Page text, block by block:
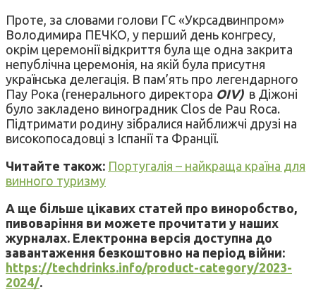
Проте, за словами голови ГС «Укрсадвинпром»
Володимира ПЕЧКО, у перший день конгресу,
окрім церемонії відкриття була ще одна закрита
непублічна церемонія, на якій була присутня
українська делегація. В пам’ять про легендарного
Пау Рока (генерального директора OIV)в Діжоні
було закладено виноградник Clos de Pau Roca.
Підтримати родину зібралися найближчі друзі на
високопосадовці з Іспанії та Франції.
Читайте також: Португалія – найкраща країна для
винного туризму
А ще більше цікавих статей про виноробство,
пивоваріння ви можете прочитати у наших
журналах. Електронна версія доступна до
завантаження безкоштовно на період війни:
https://techdrinks.info/product-category/2023-
2024/.